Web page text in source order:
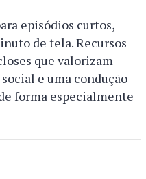
episódios curtos,
de tela. Recursos
que valorizam
e uma condução
forma especialmente